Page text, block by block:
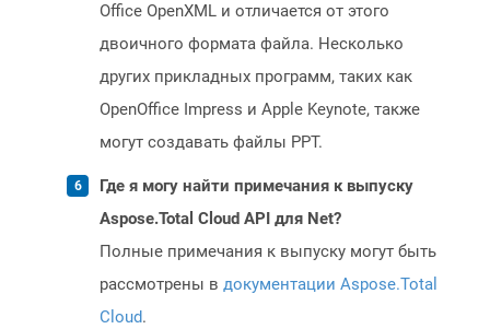
Office OpenXML и отличается от этого
двоичного формата файла. Несколько
других прикладных программ, таких как
OpenOffice Impress и Apple Keynote, также
могут создавать файлы PPT.
Где я могу найти примечания к выпуску
Aspose.Total Cloud API для Net?
Полные примечания к выпуску могут быть
рассмотрены в документации Aspose.Total
Cloud.